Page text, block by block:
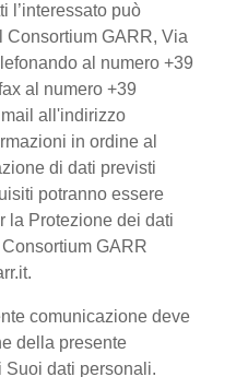
l’interessato può
Consortium GARR, Via
al numero +39
al numero +39
all'indirizzo
in ordine al
di dati previsti
potranno essere
la Protezione dei dati
GARR
comunicazione deve
della presente
Suoi dati personali.